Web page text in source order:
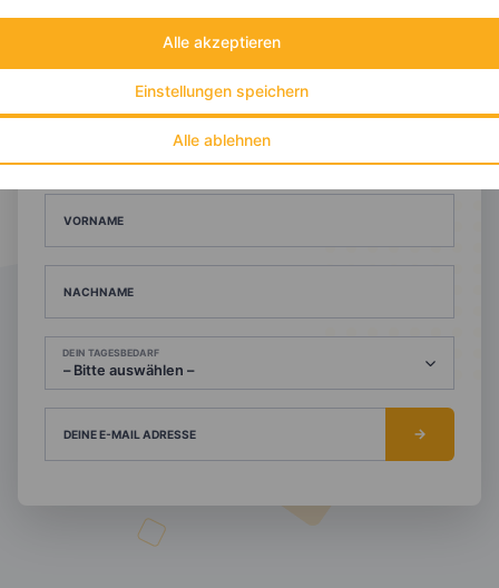
Alle ablehnen
Einstellungen speichern
Alle akzeptieren
Tipps & Tricks Aktionen & Rabatte
Werde Teil voninvikoo.
Alle Felder, bis auf Deine E-Mail Adresse, sindoptional.
VORNAME
NACHNAME
DEIN TAGESBEDARF
DEINE E-MAIL ADRESSE